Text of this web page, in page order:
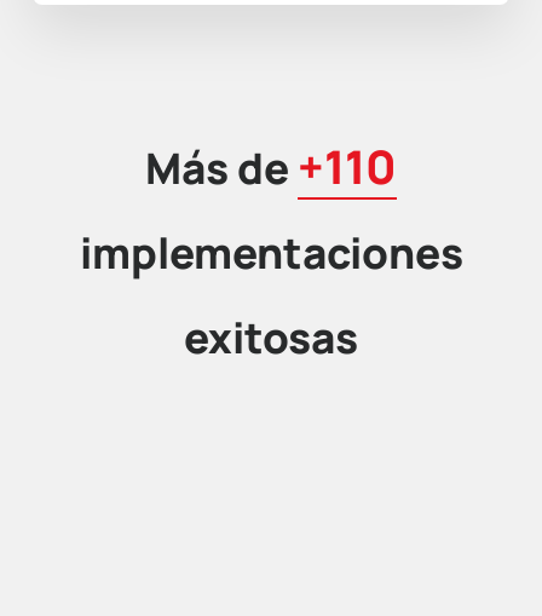
Más de +110
implementaciones
exitosas